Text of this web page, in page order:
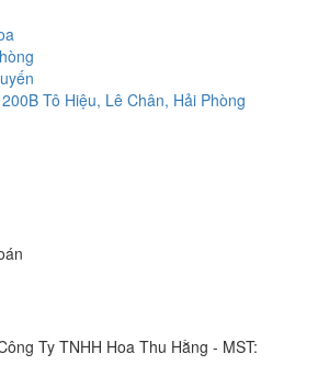
Tô Hiệu, Lê Chân, Hải Phòng
Ty TNHH Hoa Thu Hằng - MST: